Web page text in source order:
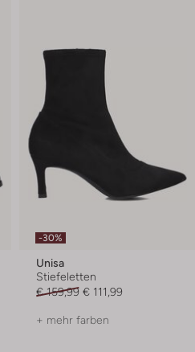
-30%
Unisa
Stiefeletten
€ 159,99 € 111,99
+ mehr farben